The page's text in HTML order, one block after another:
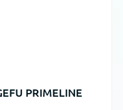
PRIMELINE